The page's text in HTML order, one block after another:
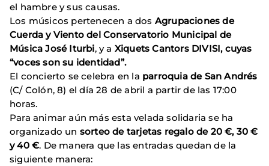
el hambre y sus causas.
Los músicos pertenecen a dos Agrupaciones de
Cuerda y Viento del Conservatorio Municipal de
Música José Iturbi, y a Xiquets Cantors DIVISI, cuyas
“voces son su identidad”.
El concierto se celebra en la parroquia de San Andrés
(C/ Colón, 8) el día 28 de abril a partir de las 17:00
horas.
Para animar aún más esta velada solidaria se ha
organizado un sorteo de tarjetas regalo de 20 €, 30 €
y 40 €. De manera que las entradas quedan de la
siguiente manera: